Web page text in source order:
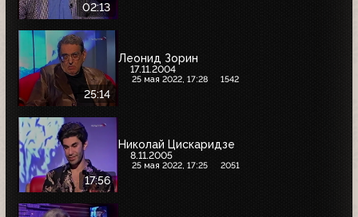
02:13
25:14
Леонид Зорин
17.11.2004
25 мая 2022, 17:28 1542
17:56
Николай Цискаридзе
8.11.2005
25 мая 2022, 17:25 2051